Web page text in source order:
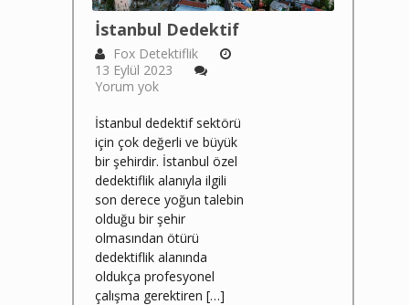
İstanbul Dedektif
Fox Detektiflik
13 Eylül 2023
Yorum yok
İstanbul dedektif sektörü
için çok değerli ve büyük
bir şehirdir. İstanbul özel
dedektiflik alanıyla ilgili
son derece yoğun talebin
olduğu bir şehir
olmasından ötürü
dedektiflik alanında
oldukça profesyonel
çalışma gerektiren […]